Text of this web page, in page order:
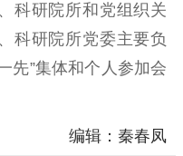
科研院所和党组织关
科研院所党委主要负
先”集体和个人参加会
编辑：秦春凤